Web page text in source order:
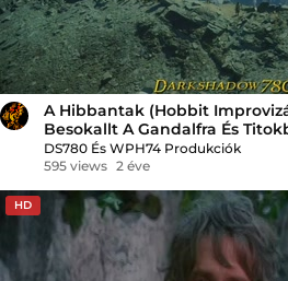
A Hibbantak (Hobbit
Besokallt A Gandalfra És
DS780 És WPH74 Produkciók
595 views 2 éve
HD